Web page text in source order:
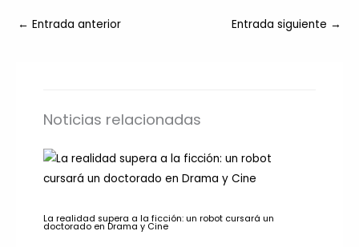
← Entrada anterior Entrada siguiente →
Noticias relacionadas
La realidad supera a la ficción: un robot cursará un
doctorado en Drama y Cine